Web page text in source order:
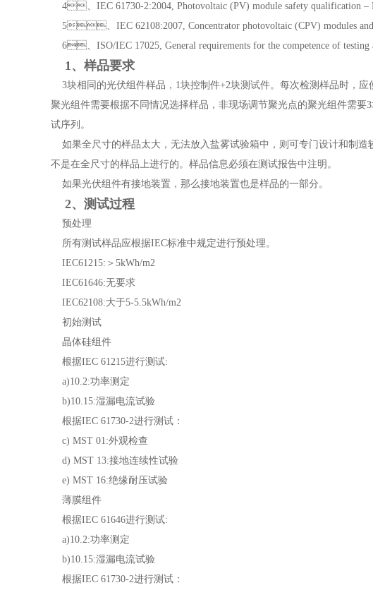
4、IEC 61730-2:2004, Photovoltaic (PV) module safety qualification –
5、IEC 62108:2007, Concentrator photovoltaic (CPV) modules and
6、ISO/IEC 17025, General requirements for the competence of testing
1、样品要求
3块相同的光伏组件样品，1块控制件+2块测试件。每次检测样品时，应
聚光组件需要根据不同情况选择样品，非现场调节聚光点的聚光组件需要3
试序列。
如果全尺寸的样品太大，无法放入盐雾试验箱中，则可专门设计和制造
不是在全尺寸的样品上进行的。样品信息必须在测试报告中注明。
如果光伏组件有接地装置，那么接地装置也是样品的一部分。
2、测试过程
预处理
所有测试样品应根据IEC标准中规定进行预处理。
IEC61215:＞5kWh/m2
IEC61646:无要求
IEC62108:大于5-5.5kWh/m2
初始测试
晶体硅组件
根据IEC 61215进行测试:
a)10.2:功率测定
b)10.15:湿漏电流试验
根据IEC 61730-2进行测试：
c) MST 01:外观检查
d) MST 13:接地连续性试验
e) MST 16:绝缘耐压试验
薄膜组件
根据IEC 61646进行测试:
a)10.2:功率测定
b)10.15:湿漏电流试验
根据IEC 61730-2进行测试：